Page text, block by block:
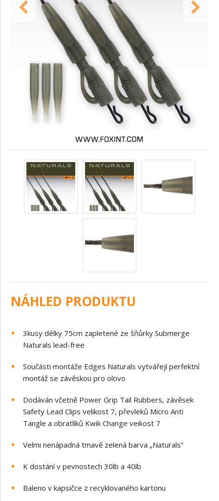
NÁHLED PRODUKTU
3kusy délky 75cm zapletené ze šňůrky Submerge
Naturals lead-free
Součásti montáže Edges Naturals vytvářejí perfektní
montáž se závěskou pro olovo
Dodáván včetně Power Grip Tail Rubbers, závěsek
Safety Lead Clips velikost 7, převleků Micro Anti
Tangle a obratlíků Kwik Change veikost 7
Velmi nenápadná tmavě zelená barva „Naturals”
K dostání v pevnostech 30lb a 40lb
Baleno v kapsičce z recyklovaného kartonu